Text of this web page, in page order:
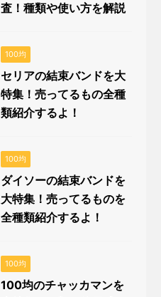
査！種類や使い方を解説
100均
セリアの結束バンドを大
特集！売ってるもの全種
類紹介するよ！
100均
ダイソーの結束バンドを
大特集！売ってるものを
全種類紹介するよ！
100均
100均のチャッカマンを